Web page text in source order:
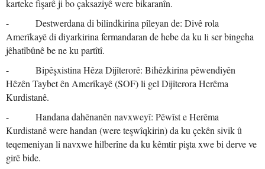
karteke fişarê ji bo çaksaziyê were bikaranîn.
- Destwerdana di bilindkirina pîleyan de: Divê rola
Amerîkayê di diyarkirina fermandaran de hebe da ku li ser bingeha
jêhatîbûnê be ne ku partîtî.
- Bipêşxistina Hêza Dijîterorê: Bihêzkirina pêwendiyên
Hêzên Taybet ên Amerîkayê (SOF) li gel Dijîterora Herêma
Kurdistanê.
- Handana dahênanên navxweyî: Pêwîst e Herêma
Kurdistanê were handan (were teşwîqkirin) da ku çekên sivik û
teqemeniyan li navxwe hilberîne da ku kêmtir pişta xwe bi derve ve
girê bide.